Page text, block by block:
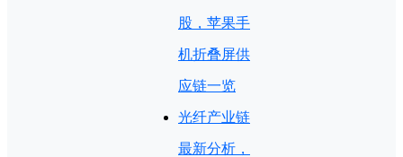
股，苹果手
机折叠屏供
应链一览
光纤产业链
最新分析，